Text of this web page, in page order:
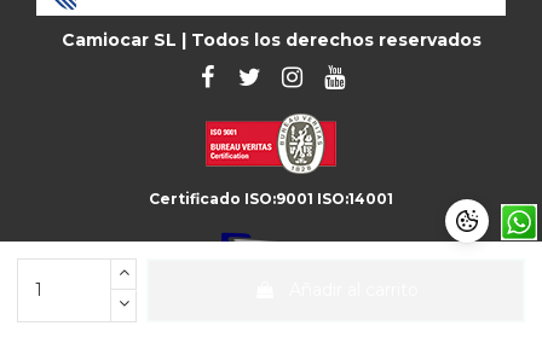
Camiocar SL | Todos los derechos reservados
Certificado ISO:9001 ISO:14001
Unión de Recambistas de Vehículo Industrial